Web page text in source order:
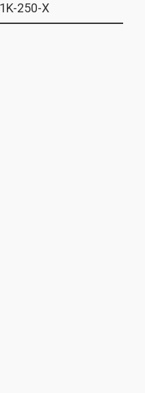
250-X